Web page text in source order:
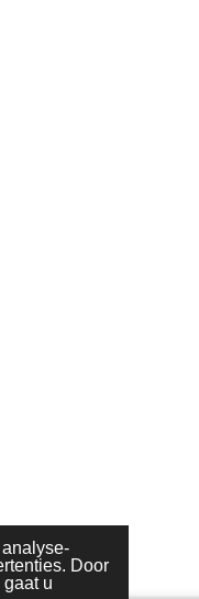
Door
u